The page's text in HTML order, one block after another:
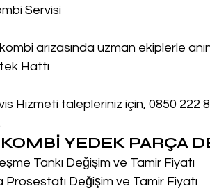
Servisi
arızasında uzman ekiplerle
Hattı
Hizmeti talepleriniz için, 0850 222
YEDEK PARÇA
Tankı Değişim ve Tamir Fiyatı
Değişim ve Tamir Fiyatı